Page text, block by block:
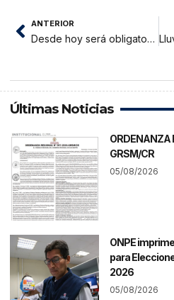
ANTERIOR
Desde hoy será obligatorio presentar carnet de vacunación para ingresar a mercados
Últimas Noticias
ORDENANZA
GRSM/CR
05/08/2026
ONPE
para
2026
05/08/2026